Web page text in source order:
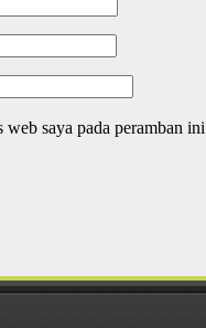
web saya pada peramban